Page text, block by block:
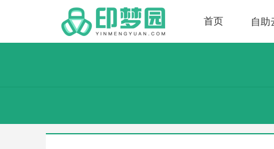
首页 自助